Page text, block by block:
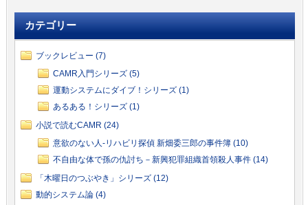
カテゴリー
ブックレビュー (7)
CAMR入門シリーズ (5)
運動システムにダイブ！シリーズ (1)
あるある！シリーズ (1)
小説で読むCAMR (24)
意欲のない人-リハビリ探偵 新畑委三郎の事件簿 (10)
不自由な体で孫の仇討ち－新興犯罪組織首領殺人事件 (14)
「木曜日のつぶやき」シリーズ (12)
動的システム論 (4)